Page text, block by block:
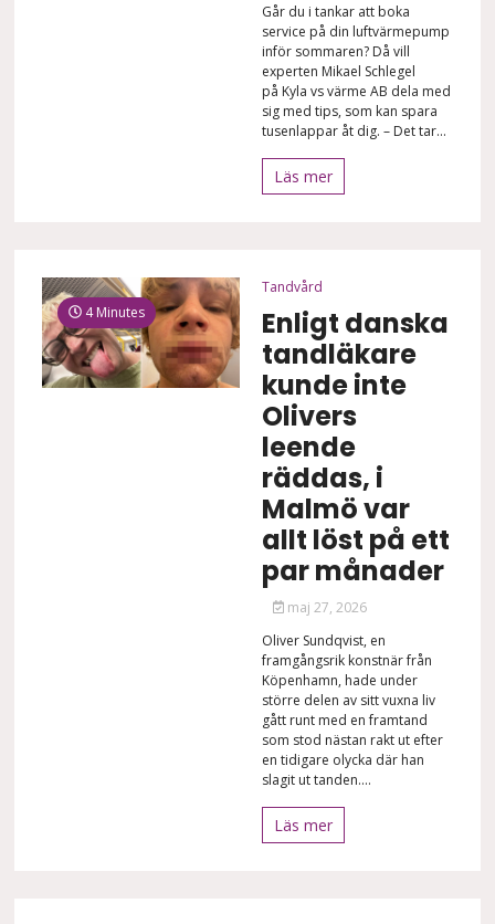
Går du i tankar att boka
service på din luftvärmepump
inför sommaren? Då vill
experten Mikael Schlegel
på Kyla vs värme AB dela med
sig med tips, som kan spara
tusenlappar åt dig. – Det tar...
Läs mer
4 Minutes
Tandvård
Enligt danska
tandläkare
kunde inte
Olivers
leende
räddas, i
Malmö var
allt löst på ett
par månader
maj 27, 2026
Oliver Sundqvist, en
framgångsrik konstnär från
Köpenhamn, hade under
större delen av sitt vuxna liv
gått runt med en framtand
som stod nästan rakt ut efter
en tidigare olycka där han
slagit ut tanden....
Läs mer